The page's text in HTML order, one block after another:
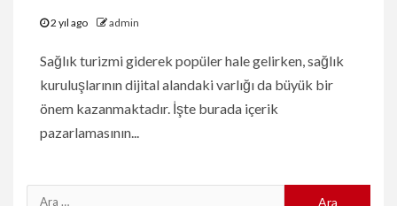
2 yıl ago admin
Sağlık turizmi giderek popüler hale gelirken, sağlık
kuruluşlarının dijital alandaki varlığı da büyük bir
önem kazanmaktadır. İşte burada içerik
pazarlamasının...
Arama: